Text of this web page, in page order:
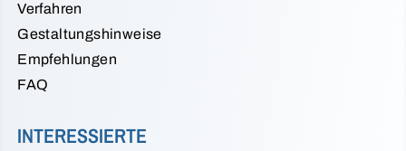
Verfahren
Gestaltungshinweise
Empfehlungen
FAQ
INTERESSIERTE